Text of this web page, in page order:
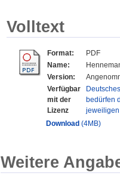
Volltext
Format:
PDF
Name:
Version:
Verfügbar
mit der
Lizenz
bedürfen
Download (4MB)
Weitere